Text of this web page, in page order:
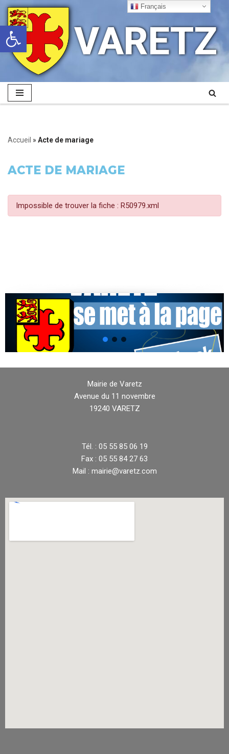
Ouvrir la barre d’outils
Aller
au
contenu
VARETZ
Accueil » Acte de mariage
ACTE DE MARIAGE
Impossible de trouver la fiche : R50979.xml
Mairie de Varetz
Avenue du 11 novembre
19240 VARETZ
Tél. : 05 55 85 06 19
Fax : 05 55 84 27 63
Mail : mairie@varetz.com
Français